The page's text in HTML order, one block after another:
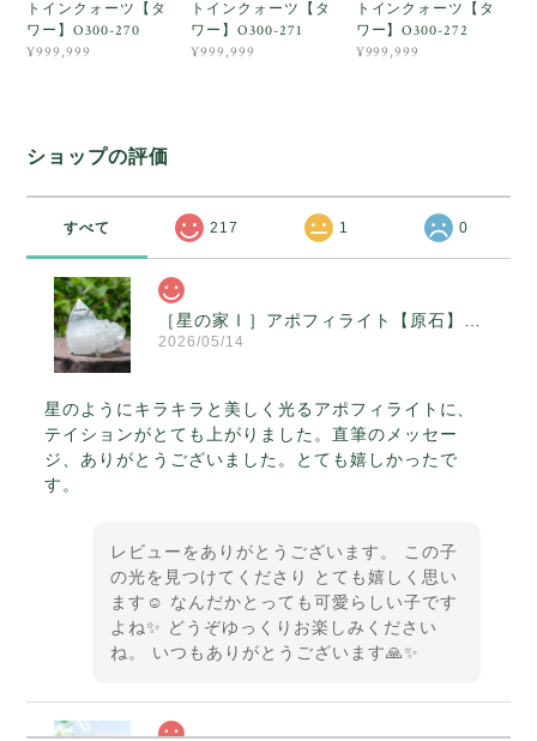
トインクォーツ【タ
ワー】O300-270
¥999,999
トインクォーツ【タ
ワー】O300-271
¥999,999
トインクォーツ【タ
ワー】O300-272
¥999,999
ショップの評価
すべて 217 1 0
2026/05/14
星のようにキラキラと美しく光るアポフィライトに、
テイションがとても上がりました。直筆のメッセー
ジ、ありがとうございました。とても嬉しかったで
す。
レビューをありがとうございます。 この子
の光を見つけてくださり とても嬉しく思い
ます☺️ なんだかとっても可愛らしい子です
よね✨ どうぞゆっくりお楽しみください
ね。 いつもありがとうございます🙏✨